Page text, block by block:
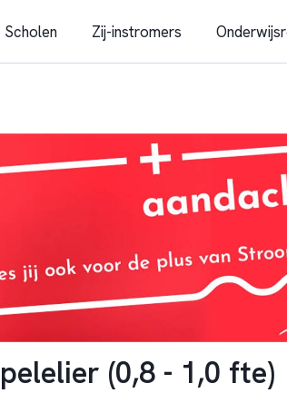
Scholen Zij-instromers
(0,8 - 1,0 fte)